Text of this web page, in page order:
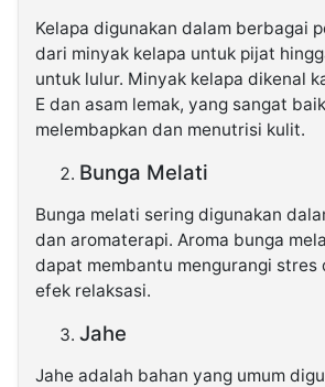
Kelapa digunakan dalam berbagai
dari minyak kelapa untuk pijat
untuk lulur. Minyak kelapa dikenal
E dan asam lemak, yang sangat
melembapkan dan menutrisi kulit.
Bunga Melati
Bunga melati sering digunakan
dan aromaterapi. Aroma bunga
dapat membantu mengurangi stres
efek relaksasi.
Jahe
Jahe adalah bahan yang umum